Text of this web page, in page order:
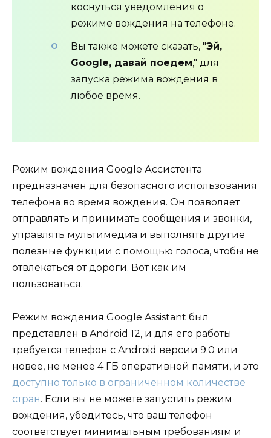
коснуться уведомления о
режиме вождения на телефоне.
Вы также можете сказать, "Эй,
Google, давай поедем," для
запуска режима вождения в
любое время.
Режим вождения Google Ассистента
предназначен для безопасного использования
телефона во время вождения. Он позволяет
отправлять и принимать сообщения и звонки,
управлять мультимедиа и выполнять другие
полезные функции с помощью голоса, чтобы не
отвлекаться от дороги. Вот как им
пользоваться.
Режим вождения Google Assistant был
представлен в Android 12, и для его работы
требуется телефон с Android версии 9.0 или
новее, не менее 4 ГБ оперативной памяти, и это
доступно только в ограниченном количестве
стран. Если вы не можете запустить режим
вождения, убедитесь, что ваш телефон
соответствует минимальным требованиям и